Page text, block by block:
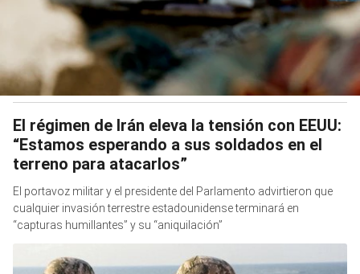
El régimen de Irán eleva la tensión con EEUU:
“Estamos esperando a sus soldados en el
terreno para atacarlos”
El portavoz militar y el presidente del Parlamento advirtieron que
cualquier invasión terrestre estadounidense terminará en
“capturas humillantes” y su “aniquilación”